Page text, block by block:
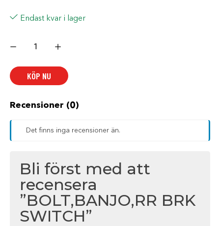
Endast kvar i lager
BRK
KÖP NU
Recensioner (0)
Det finns inga recensioner än.
Bli först med att
recensera
”BOLT,BANJO,RR BRK
SWITCH”